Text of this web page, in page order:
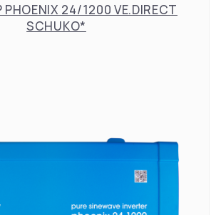
24/1200 VE.DIRECT
SCHUKO*